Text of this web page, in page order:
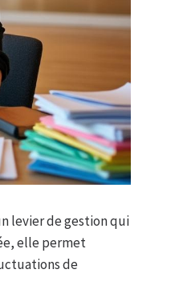
levier de gestion qui
elle permet
de